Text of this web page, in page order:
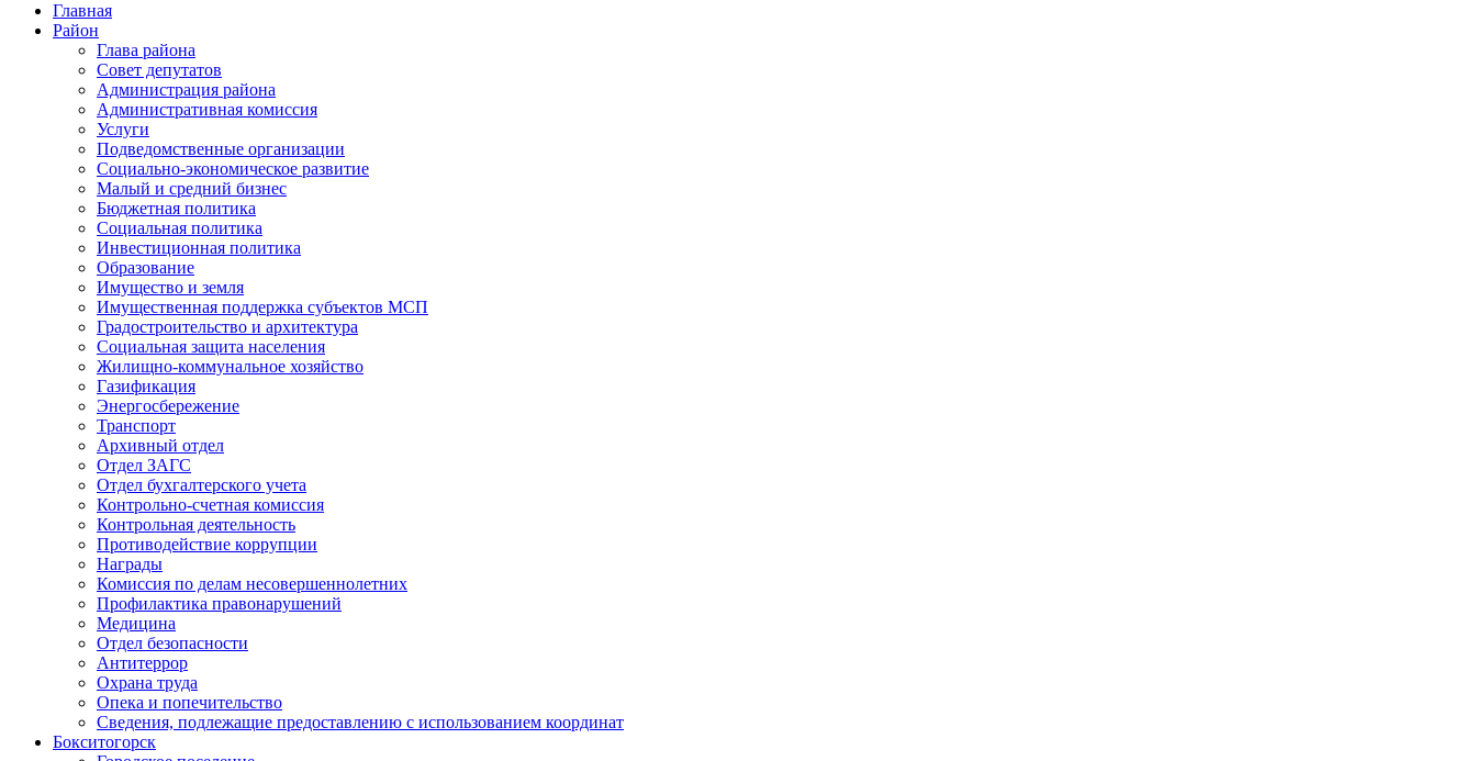
Главная
Район
Глава района
Совет депутатов
Администрация района
Административная комиссия
Услуги
Подведомственные организации
Социально-экономическое развитие
Малый и средний бизнес
Бюджетная политика
Социальная политика
Инвестиционная политика
Образование
Имущество и земля
Имущественная поддержка субъектов МСП
Градостроительство и архитектура
Социальная защита населения
Жилищно-коммунальное хозяйство
Газификация
Энергосбережение
Транспорт
Архивный отдел
Отдел ЗАГС
Отдел бухгалтерского учета
Контрольно-счетная комиссия
Контрольная деятельность
Противодействие коррупции
Награды
Комиссия по делам несовершеннолетних
Профилактика правонарушений
Медицина
Отдел безопасности
Антитеррор
Охрана труда
Опека и попечительство
Сведения, подлежащие предоставлению с использованием координат
Бокситогорск